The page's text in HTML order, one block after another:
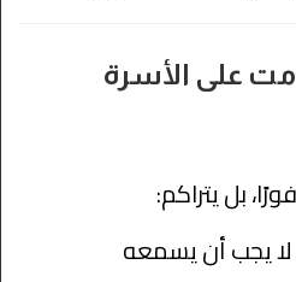
على الأسرة
بل يتراكم:
يجب أن يسمعه